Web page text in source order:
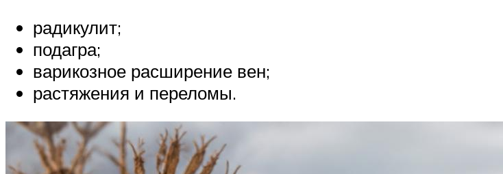
радикулит;
подагра;
варикозное расширение вен;
растяжения и переломы.